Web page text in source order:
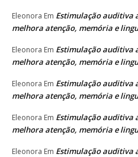
Eleonora Em Estimulação auditiva
melhora atenção, memória e
Eleonora Em Estimulação auditiva
melhora atenção, memória e
Eleonora Em Estimulação auditiva
melhora atenção, memória e
Eleonora Em Estimulação auditiva
melhora atenção, memória e
Eleonora Em Estimulação auditiva